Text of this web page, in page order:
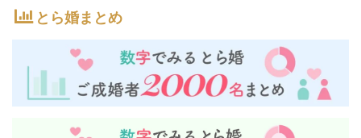
とら婚まとめ